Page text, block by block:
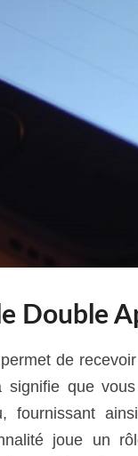
Double
de
signifie que
fournissant
joue un